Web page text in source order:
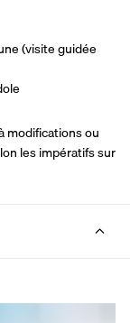
(visite guidée
modifications ou
les impératifs sur